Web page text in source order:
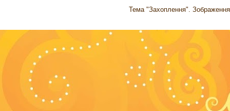
Тема "Захоплення".